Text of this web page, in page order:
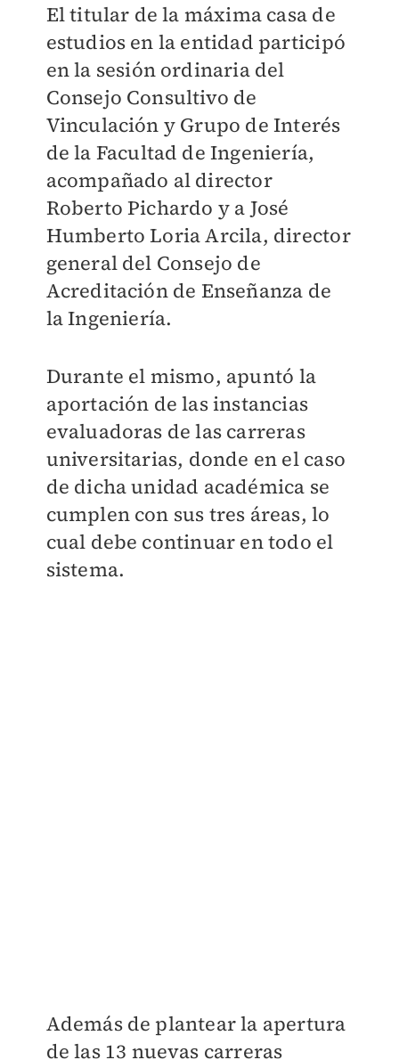
El titular de la máxima casa de
estudios en la entidad participó
en la sesión ordinaria del
Consejo Consultivo de
Vinculación y Grupo de Interés
de la Facultad de Ingeniería,
acompañado al director
Roberto Pichardo y a José
Humberto Loria Arcila, director
general del Consejo de
Acreditación de Enseñanza de
la Ingeniería.
Durante el mismo, apuntó la
aportación de las instancias
evaluadoras de las carreras
universitarias, donde en el caso
de dicha unidad académica se
cumplen con sus tres áreas, lo
cual debe continuar en todo el
sistema.
Además de plantear la apertura
de las 13 nuevas carreras